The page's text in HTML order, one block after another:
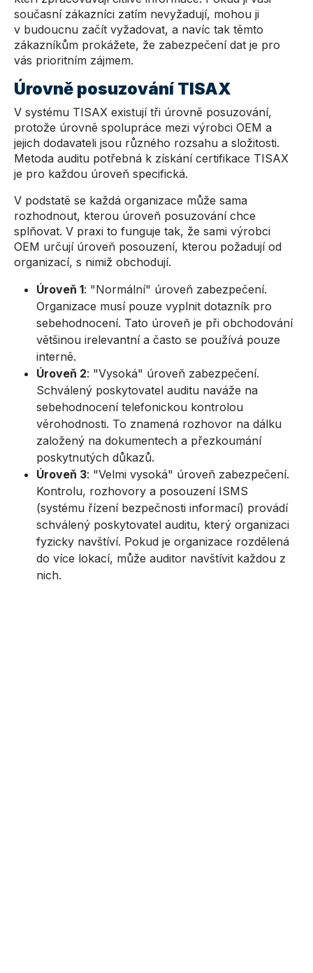
současní zákazníci zatím nevyžadují, mohou ji
v budoucnu začít vyžadovat, a navíc tak těmto
zákazníkům prokážete, že zabezpečení dat je pro
vás prioritním zájmem.
Úrovně posuzování TISAX
V systému TISAX existují tři úrovně posuzování,
protože úrovně spolupráce mezi výrobci OEM a
jejich dodavateli jsou různého rozsahu a složitosti.
Metoda auditu potřebná k získání certifikace TISAX
je pro každou úroveň specifická.
V podstatě se každá organizace může sama
rozhodnout, kterou úroveň posuzování chce
splňovat. V praxi to funguje tak, že sami výrobci
OEM určují úroveň posouzení, kterou požadují od
organizací, s nimiž obchodují.
Úroveň 1: "Normální" úroveň zabezpečení.
Organizace musí pouze vyplnit dotazník pro
sebehodnocení. Tato úroveň je při obchodování
většinou irelevantní a často se používá pouze
interně.
Úroveň 2: "Vysoká" úroveň zabezpečení.
Schválený poskytovatel auditu naváže na
sebehodnocení telefonickou kontrolou
věrohodnosti. To znamená rozhovor na dálku
založený na dokumentech a přezkoumání
poskytnutých důkazů.
Úroveň 3: "Velmi vysoká" úroveň zabezpečení.
Kontrolu, rozhovory a posouzení ISMS
(systému řízení bezpečnosti informací) provádí
schválený poskytovatel auditu, který organizaci
fyzicky navštíví. Pokud je organizace rozdělená
do více lokací, může auditor navštívit každou z
nich.